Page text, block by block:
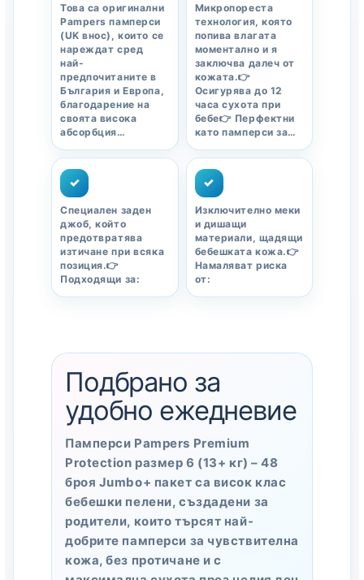
Това са оригинални
Pampers памперси
(UK внос), които се
нареждат сред
най-
предпочитаните в
България и Европа,
благодарение на
своята висока
абсорбция…
Микропореста
технология, която
попива влагата
моментално и я
заключва далеч от
кожата.👉
Осигурява до 12
часа сухота при
бебе👉 Перфектни
като памперси за…
✓
Специален заден
джоб, който
предотвратява
изтичане при всяка
позиция.👉
Подходящи за:
✓
Изключително меки
и дишащи
материали, щадящи
бебешката кожа.👉
Намаляват риска
от:
Подбрано за
удобно ежедневие
Памперси Pampers Premium
Protection размер 6 (13+ кг) – 48
броя Jumbo+ пакет са висок клас
бебешки пелени, създадени за
родители, които търсят най-
добрите памперси за чувствителна
кожа, без протичане и с